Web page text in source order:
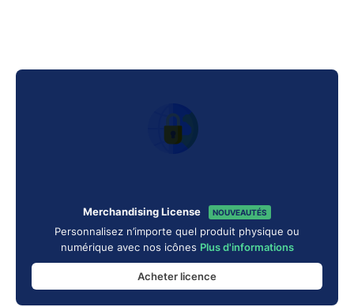
Merchandising License NOUVEAUTÉS
Personnalisez n’importe quel produit physique ou
numérique avec nos icônes Plus d'informations
Acheter licence